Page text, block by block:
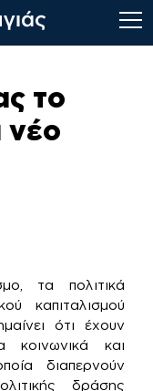
το
νέο
τα πολιτικά
καπιταλισμού
ότι έχουν
κοινωνικά και
διαπερνούν
δράσης